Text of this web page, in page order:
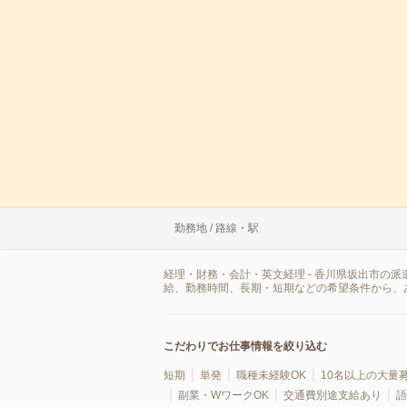
勤務地 / 路線・駅
経理・財務・会計・英文経理 - 香川県坂出市の
給、勤務時間、長期・短期などの希望条件から
こだわりでお仕事情報を絞り込む
短期 単発 職種未経験OK 10名以上の大量
副業・WワークOK
交通費別途支給あり